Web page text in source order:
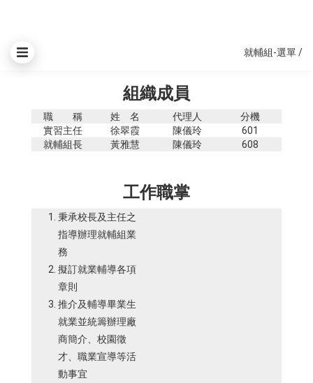
就輔組-選單/
組織成員
職 稱 姓 名 代理人
分機
實習主任
徐翠霞 陳儀玲
601
就輔組長
黃雅慧 陳儀玲 608
工作職掌
秉承校長及主任之
指導辦理就輔組業
務
擬訂就業輔導各項
章則
推介及輔導畢業生
就業並統籌辦理廠
商簡介、校園徵
才、職業宣導等活
動事宜